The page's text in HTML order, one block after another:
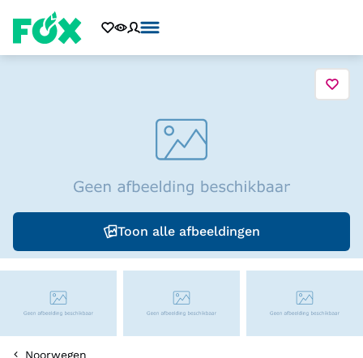
Toon alle afbeeldingen
Noorwegen